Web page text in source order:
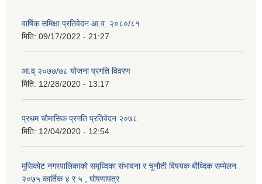
वार्षिक समिक्षा प्रतिवेदन आ.व. २०८०/८१
मिति: 09/17/2022 - 21:27
आ.व् २०७७/७८ योजना प्रगति विवरण
मिति: 12/28/2020 - 13:17
प्रथम चाैमासिक प्रगति प्रतिवेदन २०७८
मिति: 12/04/2020 - 12:54
मुसिकाेट नगरपालिकाकाे समृध्दिका संभावना र चुनाैती विषयक बाैध्दिक सम्मेलन
२०७५ कार्तिक ४ र ५ , घाेषणापत्र